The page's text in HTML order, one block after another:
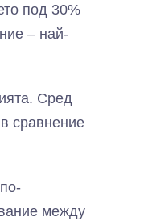
под 30%
– най-
Сред
сравнение
между